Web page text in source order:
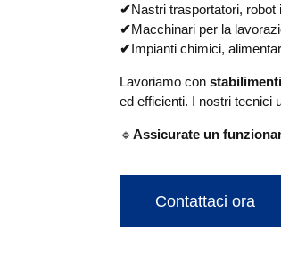
✔Nastri trasportatori, robot
✔Macchinari per la
✔Impianti chimici,
Lavoriamo con
ed efficienti. I nostri tecnici
🔹Assicurate un
Contattaci ora